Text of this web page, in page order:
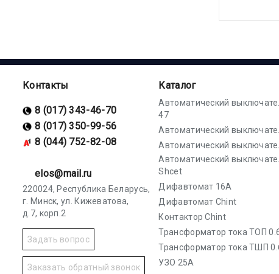
Контакты
8 (017) 343-46-70
8 (017) 350-99-56
8 (044) 752-82-08
elos@mail.ru
220024, Республика Беларусь,
г. Минск, ул. Кижеватова,
д.7, корп.2
Задать вопрос
Заказать обратный звонок
Каталог
Автоматический
47
Автоматический
Автоматический
Автоматический
Shcet
Дифавтомат 16А
Дифавтомат Chint
Контактор Chint
Трансформатор тока ТОП
Трансформатор тока ТШП
УЗО 25А